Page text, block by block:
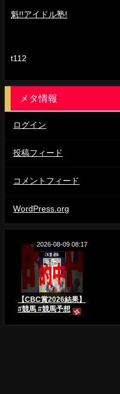
魁!!アイドル塾!
t112
メタ情報
ログイン
投稿フィード
コメントフィード
WordPress.org
【CBC賞2026結果】
#競馬 #競馬予想
2026-08-09 08:17